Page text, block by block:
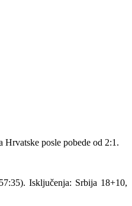
posle pobede od 2:1.
Isključenja: Srbija 18+10,